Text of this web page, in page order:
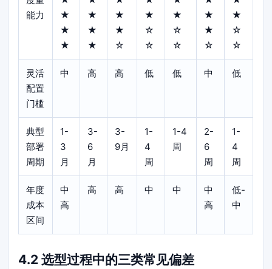
能力
★
★
★
★
★
★
★
★
☆
★
☆
☆
★
☆
☆
★
★
☆
★
☆
☆
灵活
配置
门槛
中 高 高 低 低 中 低
典型
部署
周期
1-
3
月
3-
6
月
3-
9月
1-
4
周
1-4
周
2-
6
周
1-
4
周
年度
成本
区间
中
高
高 高 中 中
中
高
低-
中
4.2 选型过程中的三类常见偏差